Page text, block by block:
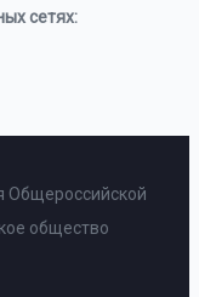
сетях:
Общероссийской
общество